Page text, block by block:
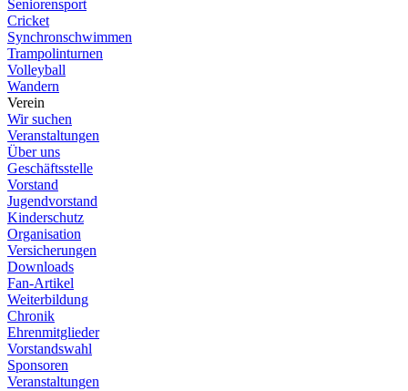
Seniorensport
Cricket
Synchronschwimmen
Trampolinturnen
Volleyball
Wandern
Verein
Wir suchen
Veranstaltungen
Über uns
Geschäftsstelle
Vorstand
Jugendvorstand
Kinderschutz
Organisation
Versicherungen
Downloads
Fan-Artikel
Weiterbildung
Chronik
Ehrenmitglieder
Vorstandswahl
Sponsoren
Veranstaltungen